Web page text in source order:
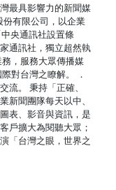
最具影響力的新聞媒
有限公司，以企業
央通訊社設置條
通訊社，獨立超然執
，服務大眾傳播媒
對台灣之瞭解。 ．
流。 秉持「正確、
新聞團隊每天以中、
表、影音與資訊，是
戶擴大為閱聽大眾；
「台灣之眼，世界之